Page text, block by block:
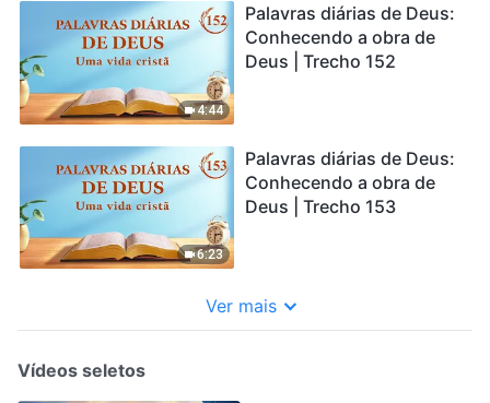
4:44
Palavras diárias de Deus:
Conhecendo a obra de
Deus | Trecho 152
6:23
Palavras diárias de Deus:
Conhecendo a obra de
Deus | Trecho 153
Ver mais
Vídeos seletos